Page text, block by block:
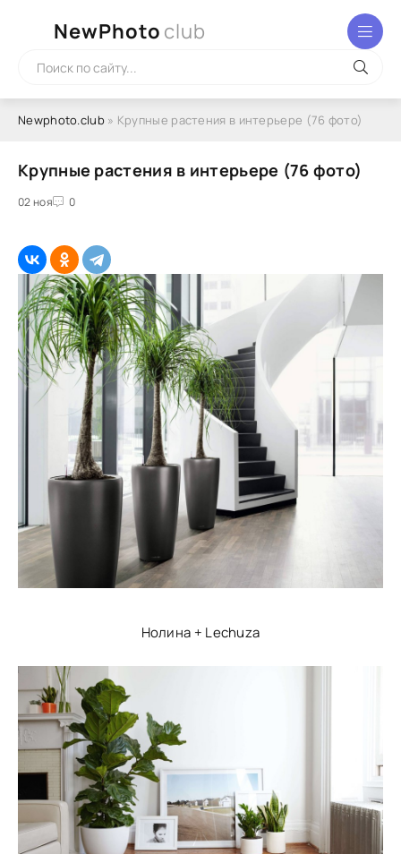
NewPhoto club
Newphoto.club» Крупные растения в интерьере (76 фото)
Крупные растения в интерьере (76 фото)
02 ноя 0
Нолина + Lechuza